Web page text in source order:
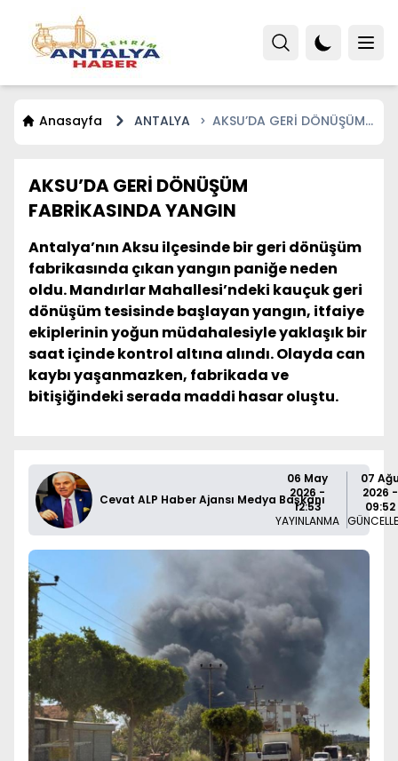
Anasayfa ANTALYA
AKSU’DA GERİ DÖNÜŞÜM
AKSU’DA GERİ DÖNÜŞÜM
FABRİKASINDA YANGIN
Antalya’nın Aksu ilçesinde bir geri dönüşüm
fabrikasında çıkan yangın paniğe neden
oldu. Mandırlar Mahallesi’ndeki kauçuk geri
dönüşüm tesisinde başlayan yangın, itfaiye
ekiplerinin yoğun müdahalesiyle yaklaşık bir
saat içinde kontrol altına alındı. Olayda can
kaybı yaşanmazken, fabrikada ve
bitişiğindeki serada maddi hasar oluştu.
Cevat ALP Haber Ajansı Medya Başkanı
06 May
2026 -
12:53
YAYINLANMA
07
2026 -
09:52